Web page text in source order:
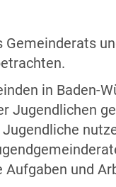
in Baden-
Jugendlichen
Aufgaben und